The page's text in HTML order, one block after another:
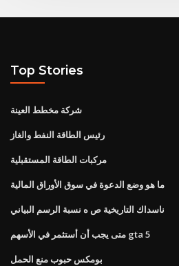
Top Stories
شركة مخطط العينة
رئيس الطاقة النفط والغاز
مركبات الطاقة المستقبلية
ما هو وضع الدعوة في سوق الأوراق المالية
ناسداك التاريخية ص ه نسبة الرسم البياني
متى يجب أن أستثمر في الأسهم gta 5
بومكس حبوب منع الحمل